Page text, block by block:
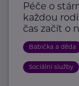
Péče o
každou
čas začít o
Babička a děda
Sociální služby